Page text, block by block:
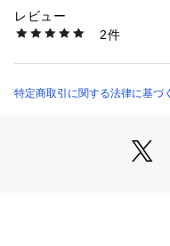
ページをめくるたびに広
くさんの国がある」とい
重する大切な礎となりま
商品番号：
9784924710702 （ショップ）
レビュー
2件
特定商取引に関する法律に基づ